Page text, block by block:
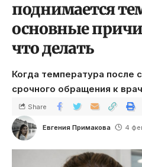
поднимается
основные
что делать
Когда температура после
срочного обращения к
Евгения Примакова 4
Share